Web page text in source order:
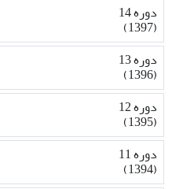
دوره 14
(1397)
دوره 13
(1396)
دوره 12
(1395)
دوره 11
(1394)